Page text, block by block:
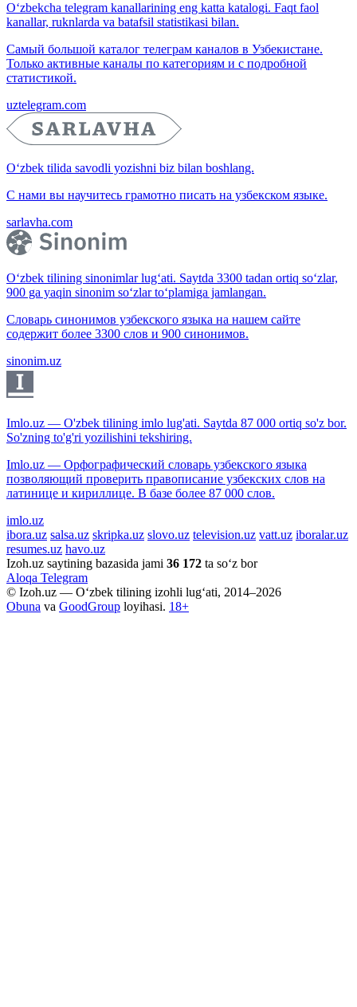
O‘zbekcha telegram kanallarining eng katta katalogi. Faqt faol
kanallar, ruknlarda va batafsil statistikasi bilan.
Самый большой каталог телеграм каналов в Узбекистане.
Только активные каналы по категориям и с подробной
статистикой.
uztelegram.com
O‘zbek tilida savodli yozishni biz bilan boshlang.
С нами вы научитесь грамотно писать на узбекском языке.
sarlavha.com
O‘zbek tilining sinonimlar lug‘ati. Saytda 3300 tadan ortiq so‘zlar,
900 ga yaqin sinonim so‘zlar to‘plamiga jamlangan.
Словарь синонимов узбекского языка на нашем сайте
содержит более 3300 слов и 900 синонимов.
sinonim.uz
Imlo.uz — O'zbek tilining imlo lug'ati. Saytda 87 000 ortiq so'z bor.
So'zning to'g'ri yozilishini tekshiring.
Imlo.uz — Орфографический словарь узбекского языка
позволяющий проверить правописание узбекских слов на
латинице и кириллице. В базе более 87 000 слов.
imlo.uz
ibora.uz salsa.uz skripka.uz slovo.uz television.uz vatt.uz iboralar.uz
resumes.uz havo.uz
Izoh.uz saytining bazasida jami 36 172 ta so‘z bor
Aloqa Telegram
© Izoh.uz — O‘zbek tilining izohli lug‘ati, 2014–2026
Obuna va GoodGroup loyihasi. 18+